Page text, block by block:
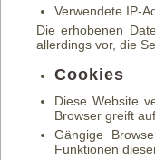
Verwendete IP-
Die erhobenen
allerdings vor, die
Cookies
Diese Website
Browser greift
Gängige
Funktionen